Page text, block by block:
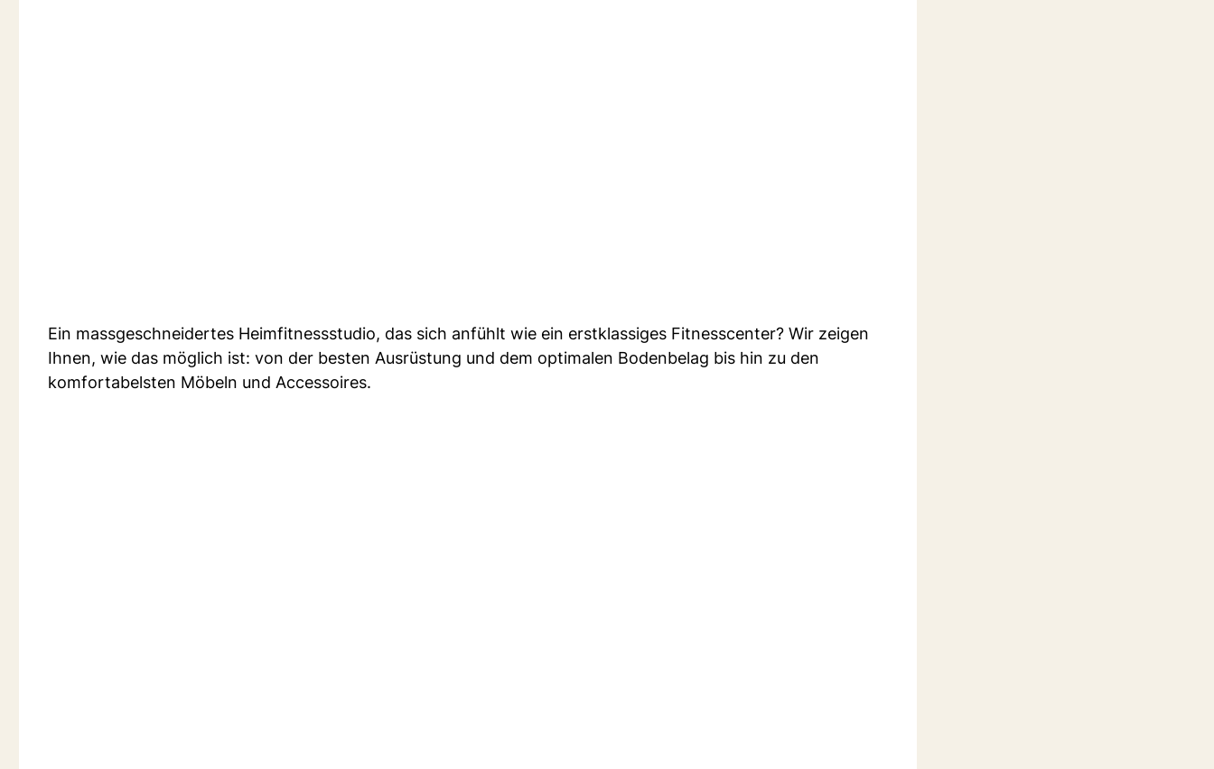
Ein massgeschneidertes Heimfitnessstudio, das sich anfühlt wie ein erstklassiges Fitnesscenter? Wir zeigen
Ihnen, wie das möglich ist: von der besten Ausrüstung und dem optimalen Bodenbelag bis hin zu den
komfortabelsten Möbeln und Accessoires.